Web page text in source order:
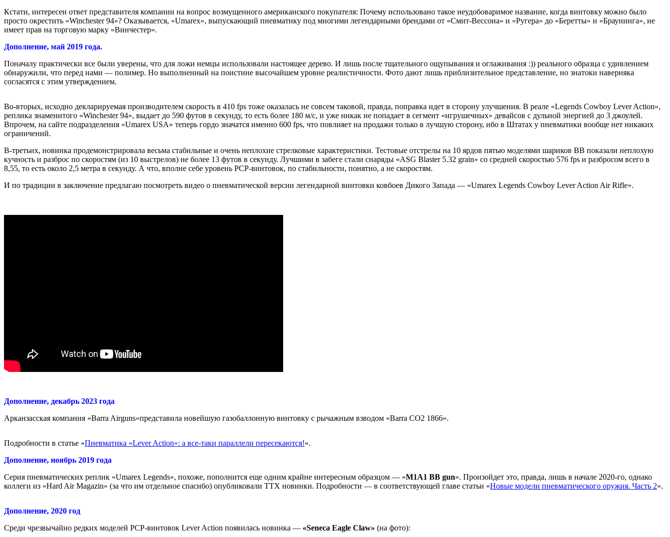
Кстати, интересен ответ представителя компании на вопрос возмущенного американского покупателя: Почему использовано такое неудобоваримое название, когда винтовку можно было
просто окрестить «Winchester 94»? Оказывается, «Umarex», выпускающий пневматику под многими легендарными брендами от «Смит-Вессона» и «Ругера» до «Беретты» и «Браунинга», не
имеет прав на торговую марку «Винчестер».
Дополнение, май 2019 года.
Поначалу практически все были уверены, что для ложи немцы использовали настоящее дерево. И лишь после тщательного ощупывания и оглаживания :)) реального образца с удивлением
обнаружили, что перед нами — полимер. Но выполненный на поистине высочайшем уровне реалистичности. Фото дают лишь приблизительное представление, но знатоки наверняка
согласятся с этим утверждением.
Во-вторых, исходно декларируемая производителем скорость в 410 fps тоже оказалась не совсем таковой, правда, поправка идет в сторону улучшения. В реале «Legends Cowboy Lever Action»,
реплика знаменитого «Winchester 94», выдает до 590 футов в секунду, то есть более 180 м/с, и уже никак не попадает в сегмент «игрушечных» девайсов с дульной энергией до 3 джоулей.
Впрочем, на сайте подразделения «Umarex USA» теперь гордо значатся именно 600 fps, что повлияет на продажи только в лучшую сторону, ибо в Штатах у пневматики вообще нет никаких
ограничений.
В-третьих, новинка продемонстрировала весьма стабильные и очень неплохие стрелковые характеристики. Тестовые отстрелы на 10 ярдов пятью моделями шариков ВВ показали неплохую
кучность и разброс по скоростям (из 10 выстрелов) не более 13 футов в секунду. Лучшими в забеге стали снаряды «ASG Blaster 5.32 grain» со средней скоростью 576 fps и разбросом всего в
8,55, то есть около 2,5 метра в секунду. А что, вполне себе уровень PCP-винтовок, по стабильности, понятно, а не скоростям.
И по традиции в заключение предлагаю посмотреть видео о пневматической версии легендарной винтовки ковбоев Дикого Запада — «Umarex Legends Cowboy Lever Action Air Rifle».
Дополнение, декабрь 2023 года
Арканзасская компания «Barra Airguns»представила новейшую газобаллонную винтовку с рычажным взводом «Barra CO2 1866».
Подробности в статье «Пневматика «Lever Action»: а все-таки параллели пересекаются!«.
Дополнение, ноябрь 2019 года
Серия пневматических реплик «Umarex Legends», похоже, пополнится еще одним крайне интересным образцом — «M1A1 BB gun«. Произойдет это, правда, лишь в начале 2020-го, однако
коллеги из «Hard Air Magazin» (за что им отдельное спасибо) опубликовали ТТХ новинки. Подробности — в соответствующей главе статьи «Новые модели пневматического оружия. Часть 2«.
Дополнение, 2020 год
Среди чрезвычайно редких моделей PCP-винтовок Lever Action появилась новинка — «Seneca Eagle Claw» (на фото):